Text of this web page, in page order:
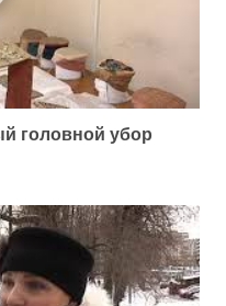
головной убор